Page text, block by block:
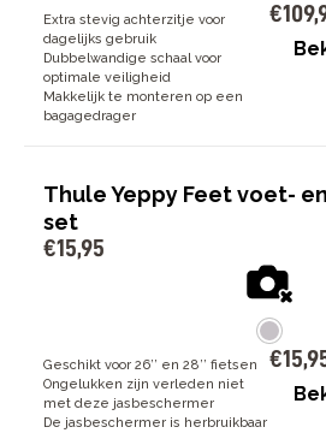
Extra stevig achterzitje voor
dagelijks gebruik
Dubbelwandige schaal voor
optimale veiligheid
Makkelijk te monteren op een
bagagedrager
€109,
Thule Yeppy Feet voet-
set
€15,95
Geschikt voor 26’’ en 28’’ fietsen
Ongelukken zijn verleden niet
met deze jasbeschermer
De jasbeschermer is herbruikbaar
€15,